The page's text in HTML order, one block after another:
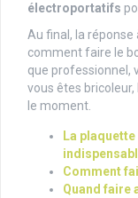
électroportatifs
Au final, la réponse
comment faire le
que professionnel,
vous êtes
le moment.
La
Comment
Quand faire